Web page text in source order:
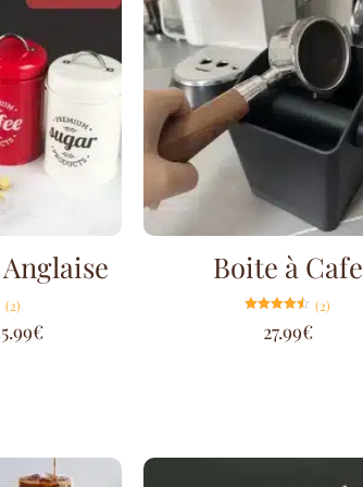
(2)
€
Boite à Cafe
4.50
sur 5
(2)
27.99€